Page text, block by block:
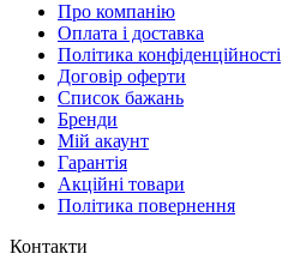
Про компанію
Оплата і доставка
Політика конфіденційності
Договір оферти
Список бажань
Бренди
Мій акаунт
Гарантія
Акційні товари
Політика повернення
Контакти